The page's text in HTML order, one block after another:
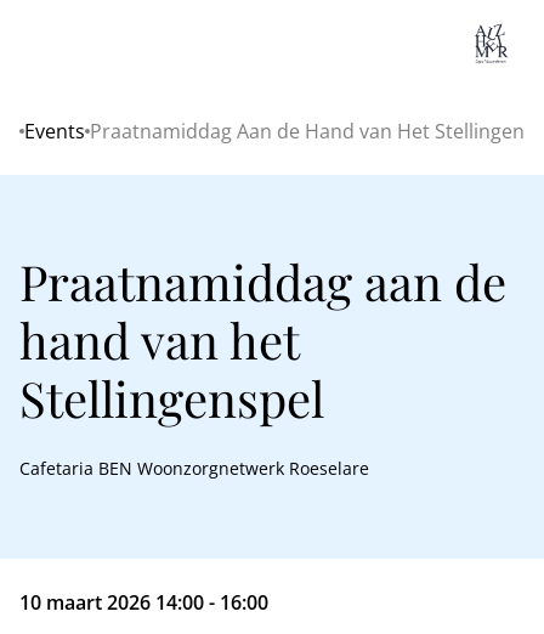
Home
Events Praatnamiddag Aan de Hand van Het
Praatnamiddag aan de
hand van het
Stellingenspel
Cafetaria BEN Woonzorgnetwerk Roeselare
10 maart 2026 14:00 - 16:00